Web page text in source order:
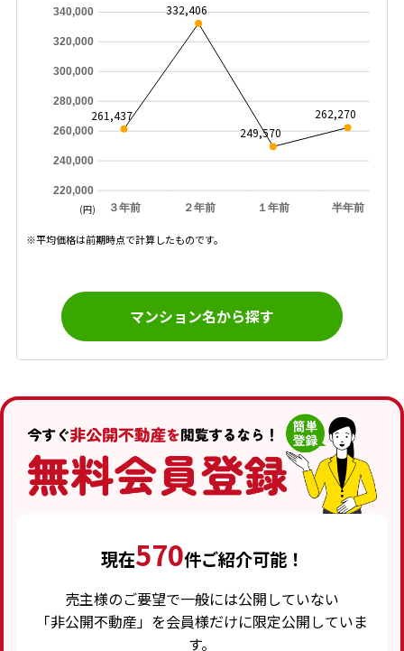
３年前 ２年前 １年前 半年前
220,000
240,000
260,000
280,000
300,000
320,000
340,000
261,437
332,406
249,570
262,270
(円)
※平均価格は前期時点で計算したものです。
マンション名から探す
現在570件ご紹介可能！
売主様のご要望で一般には公開していない
「非公開不動産」を会員様だけに限定公開していま
す。